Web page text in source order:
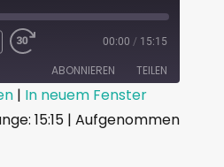
00:00 / 15:15
ABONNIEREN TEILEN
| In neuem Fenster
15:15 | Aufgenommen